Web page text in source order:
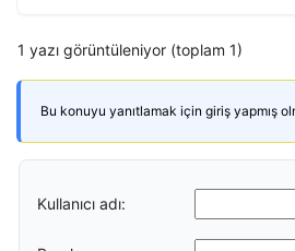
1 yazı görüntüleniyor (toplam 1)
Bu konuyu yanıtlamak için giriş yapmış
Kullanıcı adı: